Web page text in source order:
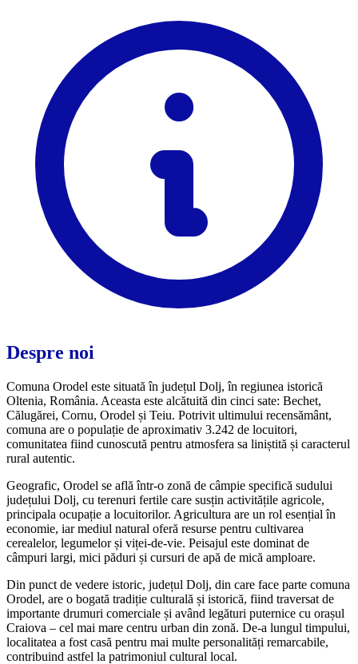
Despre noi
Comuna Orodel este situată în județul Dolj, în regiunea istorică
Oltenia, România. Aceasta este alcătuită din cinci sate: Bechet,
Călugărei, Cornu, Orodel și Teiu. Potrivit ultimului recensământ,
comuna are o populație de aproximativ 3.242 de locuitori,
comunitatea fiind cunoscută pentru atmosfera sa liniștită și caracterul
rural autentic.
Geografic, Orodel se află într-o zonă de câmpie specifică sudului
județului Dolj, cu terenuri fertile care susțin activitățile agricole,
principala ocupație a locuitorilor. Agricultura are un rol esențial în
economie, iar mediul natural oferă resurse pentru cultivarea
cerealelor, legumelor și viței-de-vie. Peisajul este dominat de
câmpuri largi, mici păduri și cursuri de apă de mică amploare.
Din punct de vedere istoric, județul Dolj, din care face parte comuna
Orodel, are o bogată tradiție culturală și istorică, fiind traversat de
importante drumuri comerciale și având legături puternice cu orașul
Craiova – cel mai mare centru urban din zonă. De-a lungul timpului,
localitatea a fost casă pentru mai multe personalități remarcabile,
contribuind astfel la patrimoniul cultural local.